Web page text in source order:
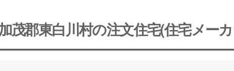
茂郡東白川村の注文住宅(住宅メー